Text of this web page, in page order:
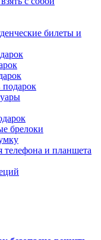
билеты и
брелоки
телефона и планшета